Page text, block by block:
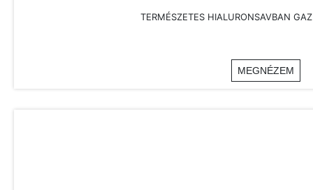
TERMÉSZETES HIALURONSAVBAN
MEGNÉZEM